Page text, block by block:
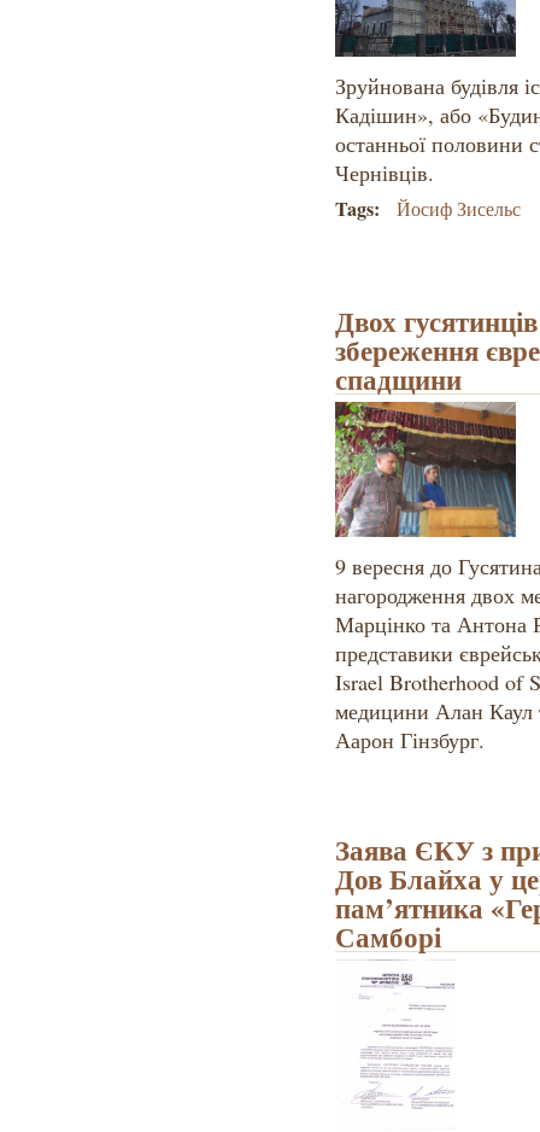
Зруйнована будівля
Кадішин», або
останньої половини
Чернівців.
Tags: Йосиф Зисельс
Двох
збереження
спадщини
9 вересня до
нагородження двох
Марцінко та Антона
представики
Israel Brotherhood
медицини Алан Каул
Аарон Гінзбург.
Заява ЄКУ з
Дов Блайха у
пам’ятника
Самборі